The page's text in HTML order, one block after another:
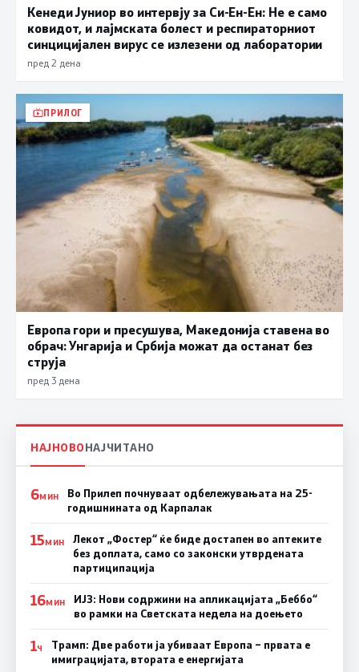
Кенеди Јуниор во интервју за Си-Ен-Ен: Не е само
ковидот, и лајмската болест и респираторниот
синцицијален вирус се излезени од лаборатории
пред 2 дена
ПРИЛОГ
Европа гори и пресушува, Македонија ставена во
обрач: Унгарија и Србија можат да останат без
струја
пред 3 дена
НАЈНОВОНАЈЧИТАНО
6МИН
Во Прилеп почнуваат одбележувањата на 25-
годишнината од Карпалак
15МИН
Лекот „Фостер“ ќе биде достапен во аптеките
без доплата, само со законски утврдената
партиципација
16МИН
ИЈЗ: Нови содржини на апликацијата „Беббо“
во рамки на Светската недела на доењето
1Ч
Трамп: Две работи ја убиваат Европа – првата е
имиграцијата, втората е енергијата